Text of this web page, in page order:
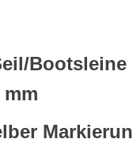
Bootsleine